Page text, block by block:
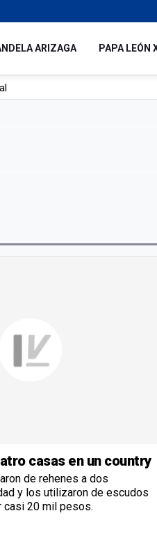
ARIZAGA PAPA LEÓN
Moyano: “Tengo
casas en un country
de rehenes a dos
y los utilizaron de escudos
casi 20 mil pesos.